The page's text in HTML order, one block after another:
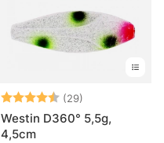
Note: (29)
Westin D360° 5,5g,
4,5cm